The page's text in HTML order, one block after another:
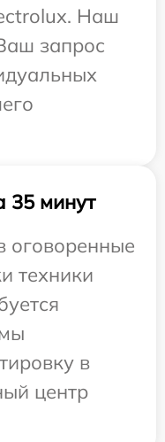
Наш
запрос
35 минут
оговоренные
техники
в
центр